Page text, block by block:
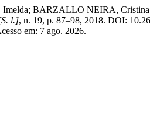
BARZALLO NEIRA,
l.], n. 19, p. 87–98, 2018. DOI:
em: 7 ago. 2026.